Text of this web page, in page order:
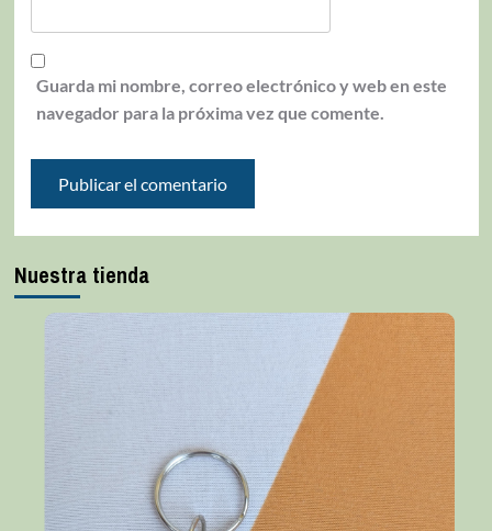
Guarda mi nombre, correo electrónico y web en este
navegador para la próxima vez que comente.
Nuestra tienda